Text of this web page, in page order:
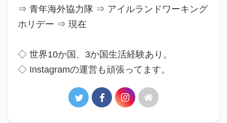
⇒ 青年海外協力隊 ⇒ アイルランドワーキング
ホリデー ⇒ 現在
◇ 世界10か国、3か国生活経験あり。
◇ Instagramの運営も頑張ってます。